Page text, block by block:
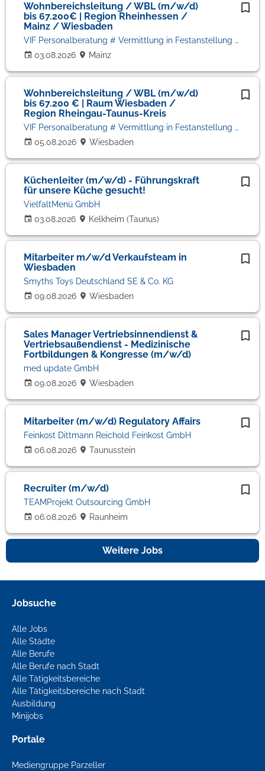
Wohnbereichsleitung / WBL (m/w/d)
bis 67.200€ | Region Rheinhessen /
Mainz / Wiesbaden
03.08.2026
VIF Personalberatung # Vermittlung in Festanstellung # Volker Bronheim
Mainz
Wohnbereichsleitung / WBL (m/w/d)
bis 67.200 € | Raum Wiesbaden /
Region Rheingau-Taunus-Kreis
05.08.2026
VIF Personalberatung # Vermittlung in Festanstellung # Volker Bronheim
Wiesbaden
Küchenleiter (m/w/d) - Führungskraft
für unsere Küche gesucht!
03.08.2026
VielfaltMenü GmbH
Kelkheim (Taunus)
Mitarbeiter m/w/d Verkaufsteam in
Wiesbaden
09.08.2026
Smyths Toys Deutschland SE & Co. KG
Wiesbaden
Sales Manager Vertriebsinnendienst &
Vertriebsaußendienst - Medizinische
Fortbildungen & Kongresse (m/w/d)
09.08.2026
med update GmbH
Wiesbaden
Mitarbeiter (m/w/d) Regulatory Affairs
06.08.2026
Feinkost Dittmann Reichold Feinkost GmbH
Taunusstein
Recruiter (m/w/d)
06.08.2026
TEAMProjekt Outsourcing GmbH
Raunheim
Weitere Jobs
Jobsuche
Alle Jobs
Alle Städte
Alle Berufe
Alle Berufe nach Stadt
Alle Tätigkeitsbereiche
Alle Tätigkeitsbereiche nach Stadt
Ausbildung
Minijobs
Portale
Mediengruppe Parzeller